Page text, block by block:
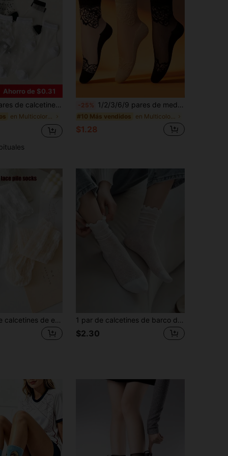
Ahorro de $0.31
para mujer, de seda de cristal transparente en negro & blanco, finos para primavera/verano -25% 1/2/3/6/9 pares de medias de seda con cristales, medias transparentes de estilo coreano con borde de encaje y anti-enganches para mujeres
#10 Más vendidos
$1.28
1/2/3 pares de calcetines de encaje blanco para mujer, adecuados para zapatos Mary Jane, calcetines de media caña con ribete de encaje de malla, calcetines de verano hasta la rodilla, finos para verano, estilo lady 1 par de calcetines de barco de malla de unicolor de moda para mujeres/niñas, calcetines de otoño
$2.30